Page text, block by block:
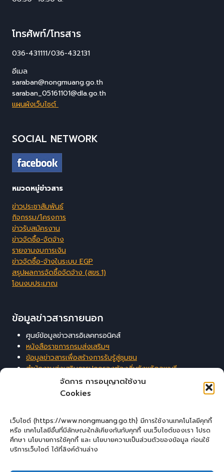
จัดการ การอนุญาตใช้งาน
Cookies
เว็บไซต์ (https://www.nongmuang.go.th} มีการใช้งานเทคโนโลยีคุกกี้
หรือ เทคโนโลยีอื่นที่มีลักษณะใกล้เคียงกันกับคุกกี้ บนเว็บไซต์ของเรา โปรด
ศึกษา นโยบายการใช้คุกกี้ และ นโยบายความเป็นส่วนตัวของข้อมูล ก่อนใช้
บริการเว็บไซต์ ได้ที่ลิงค์ด้านล่าง
โทรศัพท์/โทรสาร
036-431111/036-432131
อีเมล
saraban@nongmuang.go.th
saraban_05161101@dla.go.th
แผนผังเว็บไซต์
SOCIAL NETWORK
หมวดหมู่ข่าวสาร
ข่าวประชาสัมพันธ์
กิจกรรม/โครงการ
ข่าวรับสมัครงาน
ข่าวจัดซื้อ-จัดจ้าง
รายงานงบการเงิน
ข่าวจัดซื้อ-จ้างในระบบ EGP
สรุปผลการจัดซื้อจัดจ้าง (สขร.1)
โอนงบประมาณ
ข้อมูลข่าวสารภายนอก
ศูนย์ข้อมูลข่าวสารอิเลคทรอนิคส์
หนังสือราชการกรมส่งเสริมฯ
ข้อมูลข่าวสารเพื่อสร้างการรับรู้สู่ชุมชน
สำนักงานส่งเสริมการปกครองท้องถิ่นจังหวัดลพบุรี
ระบบสารสนเทศสนับสนุนการบริหารจัดการของ อปท.
ผู้เยี่ยมชมเว็บไซต์
ผู้เยี่ยมชม : 1
Login